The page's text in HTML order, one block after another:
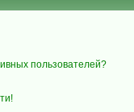
пользователей?